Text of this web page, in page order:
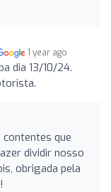
1 year ago
dia 13/10/24.
contentes que
dividir nosso
obrigada pela